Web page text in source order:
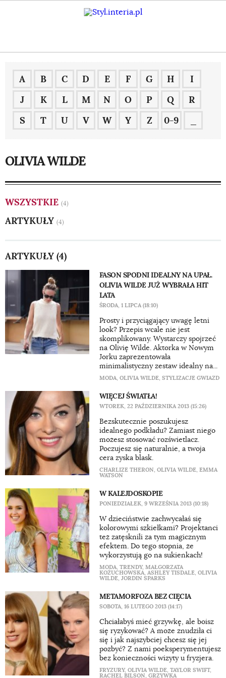
A B C D E F G H
I
J
K L M N O P Q
R
S
T U V W Y Z 0-9
OLIVIA WILDE
WSZYSTKIE (4)
ARTYKUŁY (4)
ARTYKUŁY (4)
FASON SPODNI IDEALNY NA UPAŁ.
OLIVIA WILDE JUŻ WYBRAŁA HIT
LATA
ŚRODA, 1 LIPCA (18:10)
Prosty i przyciągający uwagę letni
look? Przepis wcale nie jest
skomplikowany. Wystarczy spojrzeć
na Olivię Wilde. Aktorka w Nowym
Jorku zaprezentowała
minimalistyczny zestaw idealny na...
MODA, OLIVIA WILDE, STYLIZACJE GWIAZD
WIĘCEJ ŚWIATŁA!
WTOREK, 22 PAŹDZIERNIKA 2013 (15:26)
Bezskutecznie poszukujesz
idealnego podkładu? Zamiast niego
możesz stosować rozświetlacz.
Poczujesz się naturalnie, a twoja
cera zyska blask.
CHARLIZE THERON, OLIVIA WILDE, EMMA
WATSON
W KALEJDOSKOPIE
PONIEDZIAŁEK, 9 WRZEŚNIA 2013 (10:18)
W dzieciństwie zachwycałaś się
kolorowymi szkiełkami? Projektanci
też zatęsknili za tym magicznym
efektem. Do tego stopnia, że
wykorzystują go na sukienkach!
MODA, TRENDY, MAŁGORZATA
KOŻUCHOWSKA, ASHLEY TISDALE, OLIVIA
WILDE, JORDIN SPARKS
METAMORFOZA BEZ CIĘCIA
SOBOTA, 16 LUTEGO 2013 (14:17)
Chciałabyś mieć grzywkę, ale boisz
się ryzykować? A może znudziła ci
się i jak najszybciej chcesz się jej
pozbyć? Z nami poeksperymentujesz
bez konieczności wizyty u fryzjera.
FRYZURY, OLIVIA WILDE, TAYLOR SWIFT,
RACHEL BILSON, GRZYWKA